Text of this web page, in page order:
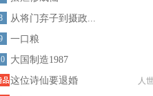
从将门弃子到摄政...
一口粮
大国制造1987
人
这位诗仙要退婚